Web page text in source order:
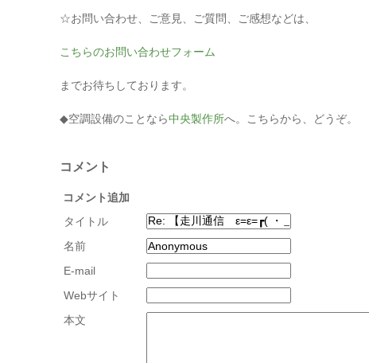
☆お問い合わせ、ご意見、ご質問、ご感想などは、
こちらのお問い合わせフォーム
までお待ちしております。
◆空調設備のことなら中央製作所へ。こちらから、どうぞ。
コメント
コメント追加
タイトル
名前
E-mail
Webサイト
本文